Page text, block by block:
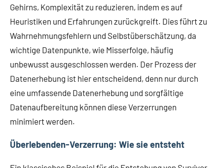
Gehirns, Komplexität zu reduzieren, indem es auf
Heuristiken und Erfahrungen zurückgreift. Dies führt zu
Wahrnehmungsfehlern und Selbstüberschätzung, da
wichtige Datenpunkte, wie Misserfolge, häufig
unbewusst ausgeschlossen werden. Der Prozess der
Datenerhebung ist hier entscheidend, denn nur durch
eine umfassende Datenerhebung und sorgfältige
Datenaufbereitung können diese Verzerrungen
minimiert werden.
Überlebenden-Verzerrung: Wie sie entsteht